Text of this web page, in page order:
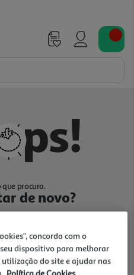
procura.
de novo?
concorda com o
dispositivo para melhorar
do site e ajudar nas